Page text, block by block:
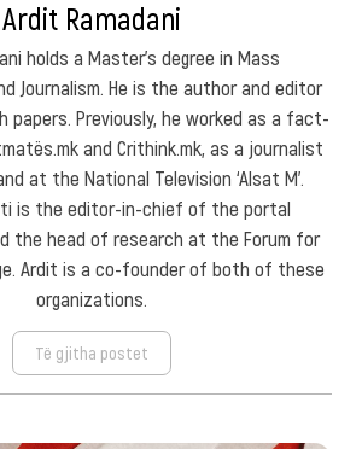
Ardit Ramadani
holds a Master’s degree in Mass
Journalism. He is the author and editor
papers. Previously, he worked as a fact-
and Crithink.mk, as a journalist
at the National Television ‘Alsat M’.
is the editor-in-chief of the portal
the head of research at the Forum for
Ardit is a co-founder of both of these
organizations.
Të gjitha postet